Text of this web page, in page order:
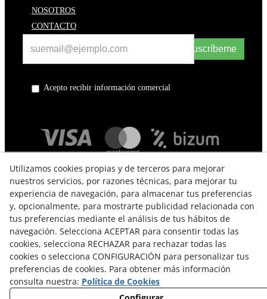
NOSOTROS
CONTACTO
Suscríbeme
Acepto recibir información comercial
TÉRMINOS Y CONDICIONES DE USO
POLÍTICA DE PRIVACIDAD
POLÍTICA DE COOKIES
Utilizamos cookies propias y de terceros para mejorar
nuestros servicios, por razones técnicas, para mejorar tu
experiencia de navegación, para almacenar tus preferencias
y, opcionalmente, para mostrarte publicidad relacionada con
tus preferencias mediante el análisis de tus hábitos de
navegación. Selecciona ACEPTAR para consentir todas las
cookies, selecciona RECHAZAR para rechazar todas las
cookies o selecciona CONFIGURACIÓN para personalizar tus
preferencias de cookies. Para obtener más información
consulta nuestra: Política de Cookies